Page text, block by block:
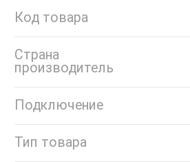
Код товара
Страна
производитель
Подключение
Тип товара